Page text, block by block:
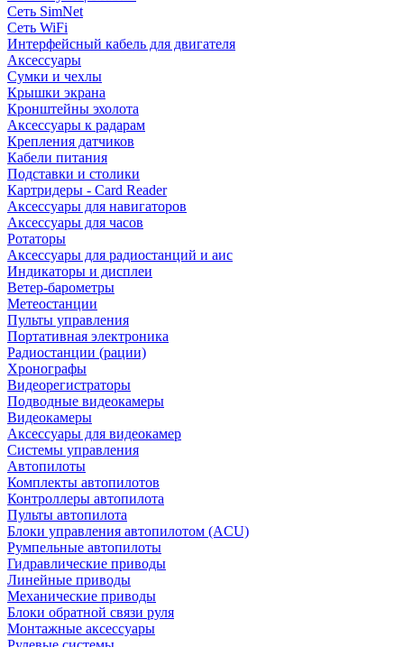
Сеть SimNet
Сеть WiFi
Интерфейсный кабель для двигателя
Аксессуары
Сумки и чехлы
Крышки экрана
Кронштейны эхолота
Аксессуары к радарам
Крепления датчиков
Кабели питания
Подставки и столики
Картридеры - Card Reader
Аксессуары для навигаторов
Аксессуары для часов
Ротаторы
Аксессуары для радиостанций и аис
Индикаторы и дисплеи
Ветер-барометры
Метеостанции
Пульты управления
Портативная электроника
Радиостанции (рации)
Хронографы
Видеорегистраторы
Подводные видеокамеры
Видеокамеры
Аксессуары для видеокамер
Системы управления
Автопилоты
Комплекты автопилотов
Контроллеры автопилота
Пульты автопилота
Блоки управления автопилотом (ACU)
Румпельные автопилоты
Гидравлические приводы
Линейные приводы
Механические приводы
Блоки обратной связи руля
Монтажные аксессуары